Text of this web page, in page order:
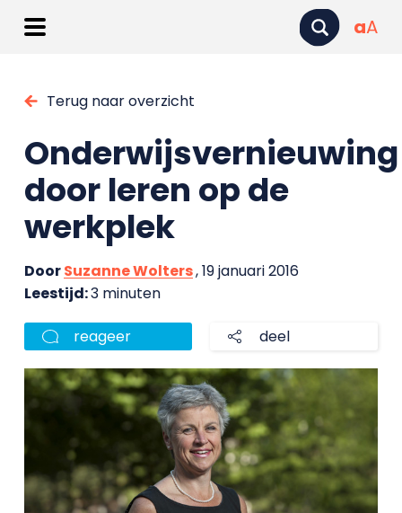
aA
Terug naar overzicht
Onderwijsvernieuwing
door leren op de
werkplek
DoorSuzanne Wolters, 19 januari 2016
Leestijd:3 minuten
reageer deel